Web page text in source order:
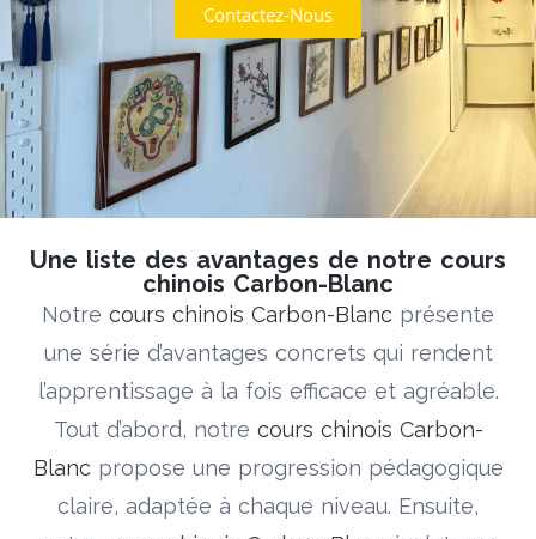
Contactez-Nous
Une liste des avantages de notre cours
chinois Carbon-Blanc
Notre cours chinois Carbon-Blanc présente
une série d’avantages concrets qui rendent
l’apprentissage à la fois efficace et agréable.
Tout d’abord, notre cours chinois Carbon-
Blancpropose une progression pédagogique
claire, adaptée à chaque niveau. Ensuite,